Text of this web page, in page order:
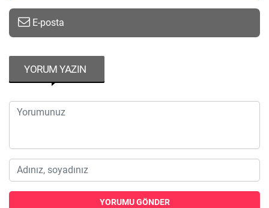
E-posta
YORUM YAZIN
YORUMU GÖNDER